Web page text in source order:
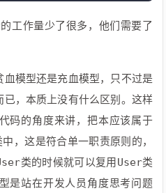
<= 0)
= delta;
AddCredits(int delta)
+= delta;
工作量少了很多，他们需要了
模型还是充血模型，只不过是
，本质上没有什么区别。这样
码的角度来讲，把本应该属于
，这是符合单一职责原则的，
类的时候就可以复用User类
是站在开发人员角度思考问题